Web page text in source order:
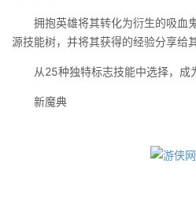
拥抱英雄将其转化为衍生的吸血
源技能树，并将其获得的经验分享给
从25种独特标志技能中选择，成为
新魔典